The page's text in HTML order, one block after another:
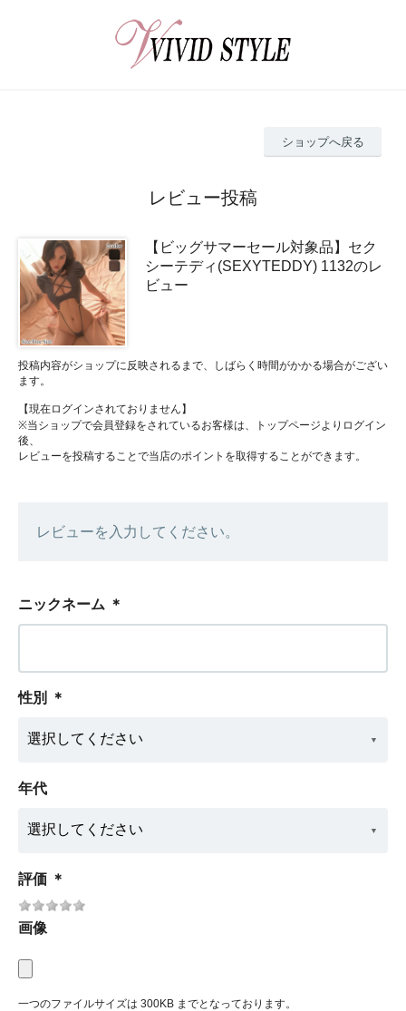
ショップへ戻る
レビュー投稿
【ビッグサマーセール対象品】セク
シーテディ(SEXYTEDDY) 1132のレ
ビュー
投稿内容がショップに反映されるまで、しばらく時間がかかる場合がござい
ます。
【現在ログインされておりません】
※当ショップで会員登録をされているお客様は、トップページよりログイン
後、
レビューを投稿することで当店のポイントを取得することができます。
レビューを入力してください。
ニックネーム ＊
性別 ＊
年代
評価 ＊
画像
一つのファイルサイズは 300KB までとなっております。